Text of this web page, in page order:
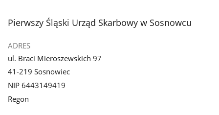
stopka
Pierwszy Śląski Urząd Skarbowy w Sosnowcu
ADRES
ul. Braci Mieroszewskich 97
41-219 Sosnowiec
NIP 6443149419
Regon